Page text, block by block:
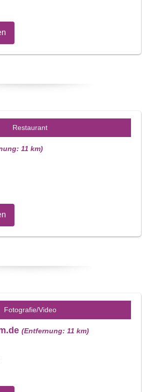
Restaurant
11 km)
Fotografie/Video
(Entfernung: 11 km)